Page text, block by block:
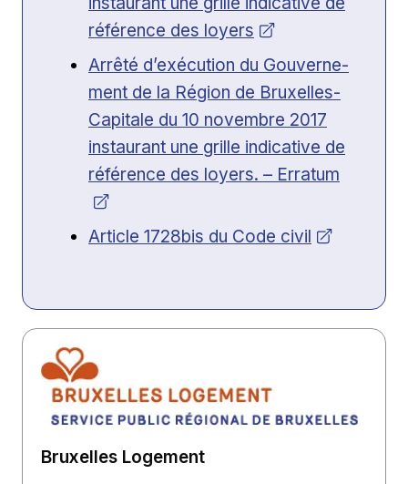
référence des loyers
Ouvrir dans une nouvelle fenêtre
Arrêté d’exécution du Gou­verne­
ment de la Région de Brux­elles-
Cap­i­tale du 10 novem­bre 2017
instau­rant une grille indica­tive de
référence des loy­ers. – Erratum
Ouvrir dans une nouvelle fenêtre
Arti­cle 1728bis du Code civil
Bruxelles Logement